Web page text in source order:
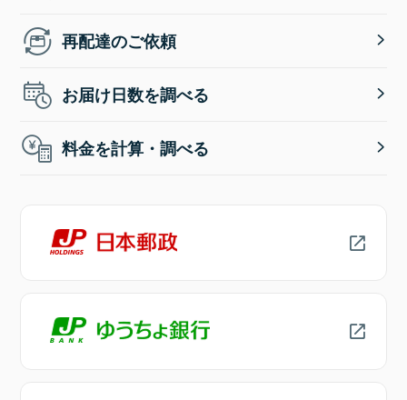
再配達のご依頼
お届け日数を調べる
料金を計算・調べる